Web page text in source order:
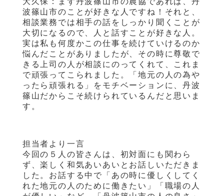
波篠山市のことが好きな人ですね！それと、
相談業務では相手の話をしっかり聞くことが
大切になるので、人と話すことが好きな人。
実は私も何度かこの仕事を続けていけるのか
悩んだことがありましたが、その時に尊敬で
きる上司の人が相談にのってくれて、これま
で頑張ってこられました。「地元の人の為や
ったら頑張れる」をモチベーションに、丹波
篠山だからこそ続けられているんだと思いま
す。
担当者より一言
今回の５人の皆さんは、初対面にも関わら
ず、楽しく和気あいあいとお話しいただきま
した。お話する中で「あの時に優しくしてく
れた地元の人のために働きたい」「職場の人